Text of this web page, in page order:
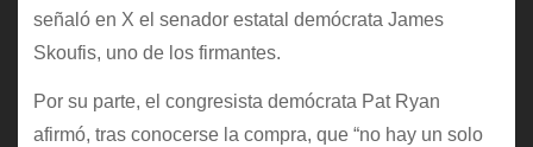
señaló en X el senador estatal demócrata James
Skoufis, uno de los firmantes.
Por su parte, el congresista demócrata Pat Ryan
afirmó, tras conocerse la compra, que “no hay un solo